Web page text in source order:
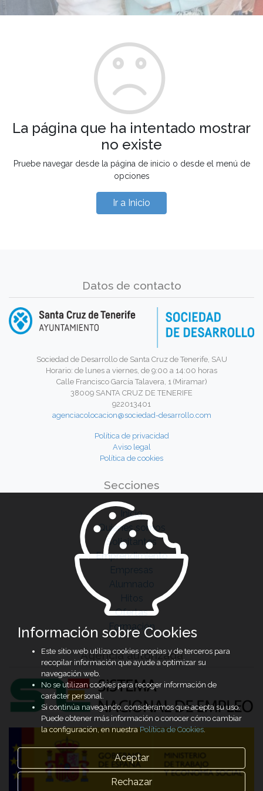
La página que ha intentado mostrar
no existe
Pruebe navegar desde la página de inicio o desde el menú de
opciones
Ir a Inicio
Datos de contacto
Sociedad de Desarrollo de Santa Cruz de Tenerife, SAU
Horario: de lunes a viernes, de 9:00 a 14:00 horas
Calle Francisco García Talavera, 1 (Miramar)
38009 SANTA CRUZ DE TENERIFE
922013401
agenciacolocacion@sociedad-desarrollo.com
Política de privacidad
Aviso legal
Política de cookies
Secciones
Inicio
Quiénes somos
Solicitantes
Emprendimiento
Empresas
Alumnado
Hitos
Ofertas
Formación
Agencia autorizada
Información sobre Cookies
Este sitio web utiliza cookies propias y de terceros para
recopilar información que ayude a optimizar su
navegación web.
No se utilizan cookies para recoger información de
carácter personal.
Si continúa navegando, consideramos que acepta su uso.
Puede obtener más información o conocer cómo cambiar
la configuración, en nuestraPolítica de Cookies.
Aceptar
Rechazar